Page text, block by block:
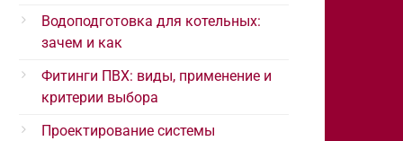
Водоподготовка для котельных:
зачем и как
Фитинги ПВХ: виды, применение и
критерии выбора
Проектирование системы